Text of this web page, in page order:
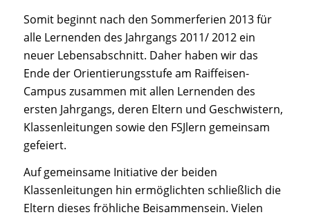
Somit beginnt nach den Sommerferien 2013 für
alle Lernenden des Jahrgangs 2011/ 2012 ein
neuer Lebensabschnitt. Daher haben wir das
Ende der Orientierungsstufe am Raiffeisen-
Campus zusammen mit allen Lernenden des
ersten Jahrgangs, deren Eltern und Geschwistern,
Klassenleitungen sowie den FSJlern gemeinsam
gefeiert.
Auf gemeinsame Initiative der beiden
Klassenleitungen hin ermöglichten schließlich die
Eltern dieses fröhliche Beisammensein. Vielen